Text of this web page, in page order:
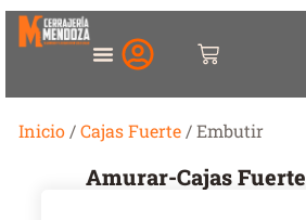
Inicio/Cajas Fuerte/ Embutir
Amurar-Cajas Fuerte